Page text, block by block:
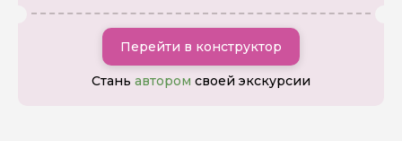
Перейти в конструктор
Стань автором своей экскурсии